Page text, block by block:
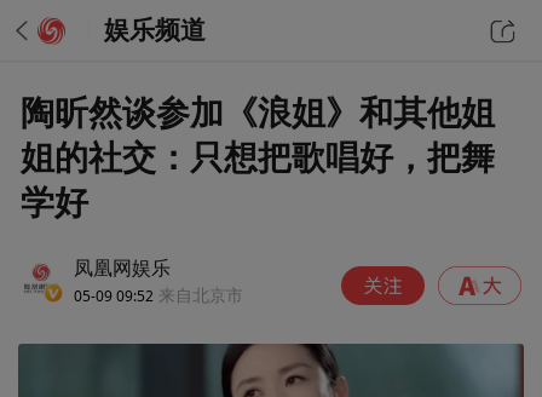
娱乐频道
陶昕然谈参加《浪姐》和其他姐
姐的社交：只想把歌唱好，把舞
学好
凤凰网娱乐
05-09 09:52 来自北京市